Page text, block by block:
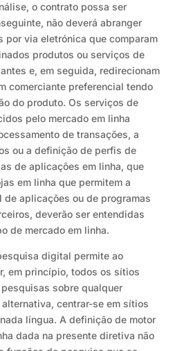
o contrato possa ser
não deverá abranger
por via eletrónica que comparam
produtos ou serviços de
e, em seguida, redirecionam
comerciante preferencial tendo
do produto. Os serviços de
pelo mercado em linha
de transações, a
ou a definição de perfis de
de aplicações em linha, que
em linha que permitem a
aplicações ou de programas
deverão ser entendidas
de mercado em linha.
digital permite ao
em princípio, todos os sítios
sobre qualquer
centrar-se em sítios
língua. A definição de motor
dada na presente diretiva não